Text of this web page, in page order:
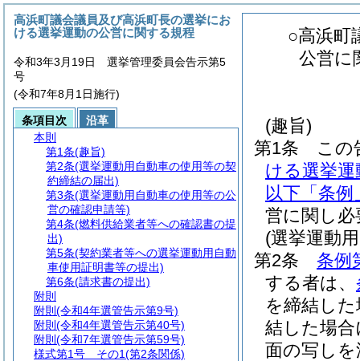
○高浜町
公営に
(趣旨)
第1条
この
ける選挙
以下「条
営に関し
(選挙運動
第2条
条例
する者は、
を締結し
結した場
面の写し
高浜町議会議員及び高浜町長の選挙にお
ける選挙運動の公営に関する規程
令和3年3月19日 選挙管理委員会告示第5
号
(令和7年8月1日施行)
条項目次
沿革
本則
第1条(趣旨)
第2条(選挙運動用自動車の使用等の契
約締結の届出)
第3条(選挙運動用自動車の使用等の公
営の確認申請等)
第4条(燃料供給業者等への確認書の提
出)
第5条(契約業者等への選挙運動用自動
車使用証明書等の提出)
第6条(請求書の提出)
附則
附則 (令和4年選管告示第9号)
附則 (令和4年選管告示第40号)
附則 (令和7年選管告示第59号)
様式第1号 その1(第2条関係)